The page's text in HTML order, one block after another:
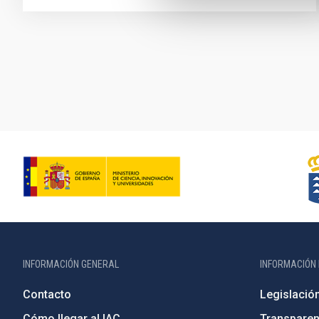
INFORMACIÓN GENERAL
Contacto
INFORMACIÓN